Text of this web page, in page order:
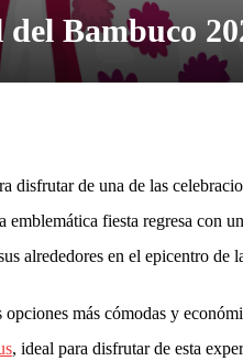
Bambuco
disfrutar de una de las
fiesta regresa con
alrededores en el epicentro de
más cómodas y
, ideal para disfrutar de esta